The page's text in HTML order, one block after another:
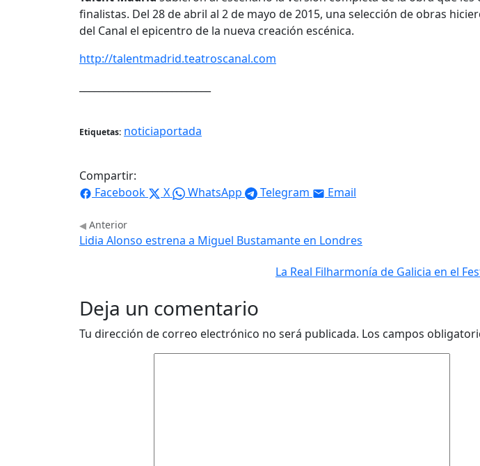
finalistas. Del 28 de abril al 2 de mayo de 2015, una selección de obras
del Canal el epicentro de la nueva creación escénica.
http://talentmadrid.teatroscanal.com
Etiquetas: noticiaportada
Compartir:
Facebook
X WhatsApp Telegram Email
Anterior
Lidia Alonso estrena a Miguel Bustamante en Londres
La Real Filharmonía de Galicia en el
Deja un comentario
Tu dirección de correo electrónico no será publicada. Los campos